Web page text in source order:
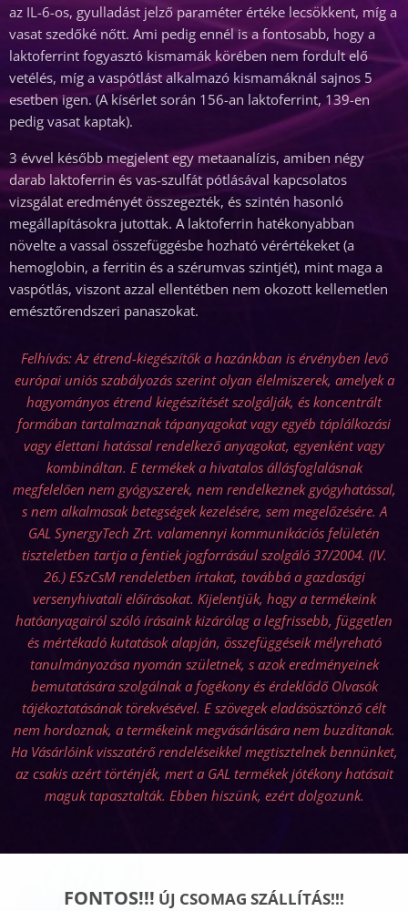
az IL-6-os, gyulladást jelző paraméter értéke lecsökkent, míg a
vasat szedőké nőtt. Ami pedig ennél is a fontosabb, hogy a
laktoferrint fogyasztó kismamák körében nem fordult elő
vetélés, míg a vaspótlást alkalmazó kismamáknál sajnos 5
esetben igen. (A kísérlet során 156-an laktoferrint, 139-en
pedig vasat kaptak).
3 évvel később megjelent egy metaanalízis, amiben négy
darab laktoferrin és vas-szulfát pótlásával kapcsolatos
vizsgálat eredményét összegezték, és szintén hasonló
megállapításokra jutottak. A laktoferrin hatékonyabban
növelte a vassal összefüggésbe hozható vérértékeket (a
hemoglobin, a ferritin és a szérumvas szintjét), mint maga a
vaspótlás, viszont azzal ellentétben nem okozott kellemetlen
emésztőrendszeri panaszokat.
Felhívás: Az étrend-kiegészítők a hazánkban is érvényben levő
európai uniós szabályozás szerint olyan élelmiszerek, amelyek a
hagyományos étrend kiegészítését szolgálják, és koncentrált
formában tartalmaznak tápanyagokat vagy egyéb táplálkozási
vagy élettani hatással rendelkező anyagokat, egyenként vagy
kombináltan. E termékek a hivatalos állásfoglalásnak
megfelelően nem gyógyszerek, nem rendelkeznek gyógyhatással,
s nem alkalmasak betegségek kezelésére, sem megelőzésére. A
GAL SynergyTech Zrt. valamennyi kommunikációs felületén
tiszteletben tartja a fentiek jogforrásául szolgáló 37/2004. (IV.
26.) ESzCsM rendeletben írtakat, továbbá a gazdasági
versenyhivatali előírásokat. Kijelentjük, hogy a termékeink
hatóanyagairól szóló írásaink kizárólag a legfrissebb, független
és mértékadó kutatások alapján, összefüggéseik mélyreható
tanulmányozása nyomán születnek, s azok eredményeinek
bemutatására szolgálnak a fogékony és érdeklődő Olvasók
tájékoztatásának törekvésével. E szövegek eladásösztönző célt
nem hordoznak, a termékeink megvásárlására nem buzdítanak.
Ha Vásárlóink visszatérő rendeléseikkel megtisztelnek bennünket,
az csakis azért történjék, mert a GAL termékek jótékony hatásait
maguk tapasztalták. Ebben hiszünk, ezért dolgozunk.
FONTOS!!! ÚJ CSOMAG SZÁLLÍTÁS!!!